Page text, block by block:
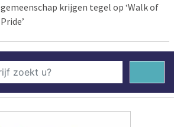
gemeenschap krijgen tegel op ‘Walk of
Pride’